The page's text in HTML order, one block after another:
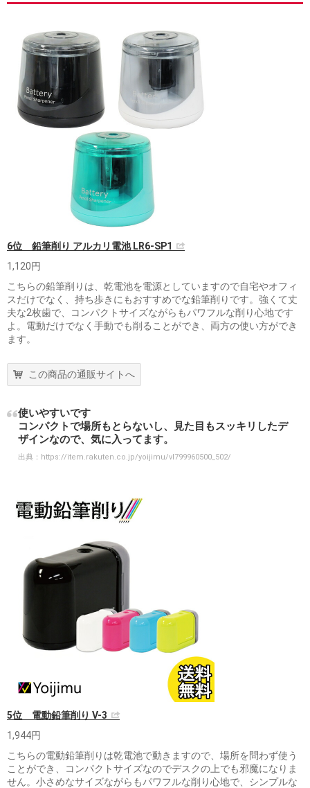
6位 鉛筆削り アルカリ電池 LR6-SP1
1,120円
こちらの鉛筆削りは、乾電池を電源としていますので自宅やオフィ
スだけでなく、持ち歩きにもおすすめでな鉛筆削りです。強くて丈
夫な2枚歯で、コンパクトサイズながらもパワフルな削り心地です
よ。電動だけでなく手動でも削ることができ、両方の使い方ができ
ます。
この商品の通販サイトへ
使いやすいです
コンパクトで場所もとらないし、見た目もスッキリしたデ
ザインなので、気に入ってます。
出典： https://item.rakuten.co.jp/yoijimu/vl799960500_502/
5位 電動鉛筆削り V-3
1,944円
こちらの電動鉛筆削りは乾電池で動きますので、場所を問わず使う
ことができ、コンパクトサイズなのでデスクの上でも邪魔になりま
せん。小さめなサイズながらもパワフルな削り心地で、シンプルな